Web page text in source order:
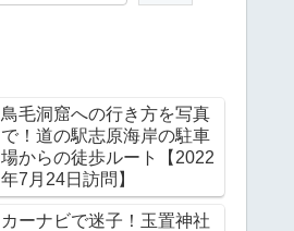
鳥毛洞窟への行き方を写真
で！道の駅志原海岸の駐車
場からの徒歩ルート【2022
年7月24日訪問】
カーナビで迷子！玉置神社